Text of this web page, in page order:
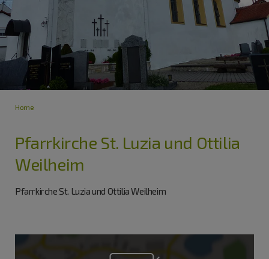
Home
Pfarrkirche St. Luzia und Ottilia
Weilheim
Pfarrkirche St. Luzia und Ottilia Weilheim